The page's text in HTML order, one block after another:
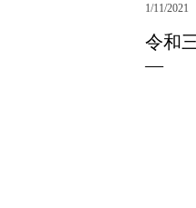
1/11/2021
令和